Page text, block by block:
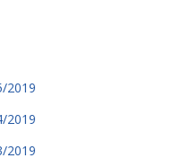
2019
2019
2019